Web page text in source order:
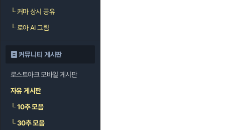
└커마 상시 공유
└로아 AI 그림
커뮤니티 게시판
로스트아크 모바일 게시판
자유 게시판
└10추 모음
└30추 모음